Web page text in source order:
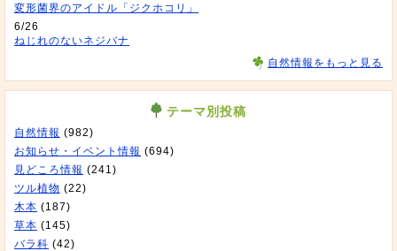
変形菌界のアイドル「ジクホコリ」
6/26
ねじれのないネジバナ
自然情報をもっと見る
テーマ別投稿
自然情報 (982)
お知らせ・イベント情報 (694)
見どころ情報 (241)
ツル植物 (22)
木本 (187)
草本 (145)
バラ科 (42)